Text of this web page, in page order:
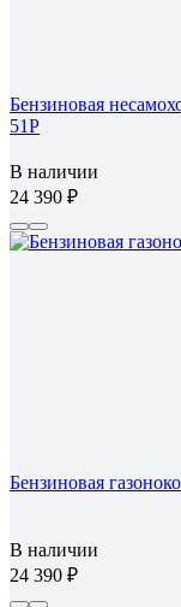
Бензиновая
51P
В наличии
24 390
Бензиновая
В наличии
24 390